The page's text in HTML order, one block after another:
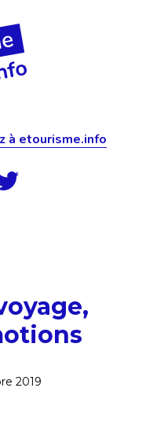
à etourisme.info
2019